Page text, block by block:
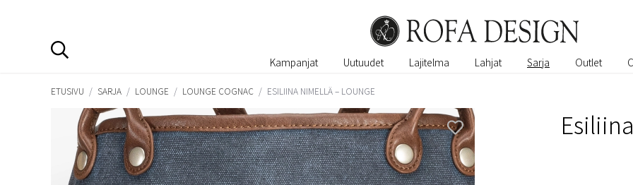
Kampanjat Uutuudet Lajitelma Lahjat Sarja Outlet
ETUSIVU / SARJA / LOUNGE / LOUNGE COGNAC / ESILIINA NIMELLÄ – LOUNGE